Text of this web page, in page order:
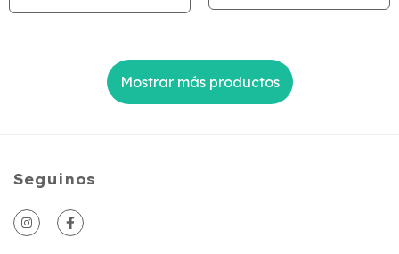
Mostrar más productos
Seguinos